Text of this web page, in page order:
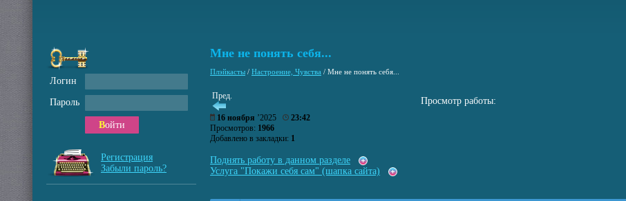
Мне не понять себя...
Плэйкасты / Настроение, Чувства / Мне не понять себя...
Пред. Просмотр работы:
16 ноября ’2025
23:42
Просмотров: 1966
Добавлено в закладки: 1
Поднять работу в данном разделе
Услуга "Покажи себя сам" (шапка сайта)
Логин
Пароль
Войти
Регистрация
Забыли пароль?